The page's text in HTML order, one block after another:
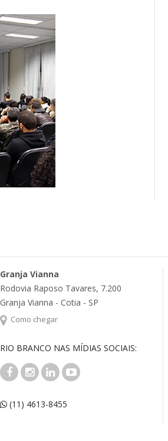
Granja Vianna
Rodovia Raposo Tavares, 7.200
Granja Vianna - Cotia - SP
Como chegar
RIO BRANCO NAS MÍDIAS SOCIAIS:
(11) 4613-8455